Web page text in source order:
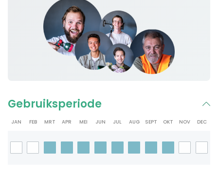
Gebruiksperiode
JAN FEB MRT APR MEI JUN JUL AUG SEPT OKT NOV DEC